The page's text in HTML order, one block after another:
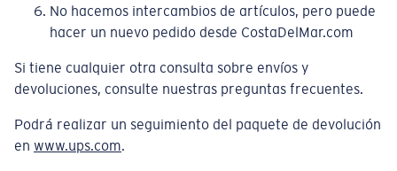
No hacemos intercambios de artículos, pero puede
hacer un nuevo pedido desde CostaDelMar.com
Si tiene cualquier otra consulta sobre envíos y
devoluciones, consulte nuestras preguntas frecuentes.
Podrá realizar un seguimiento del paquete de devolución
en www.ups.com.